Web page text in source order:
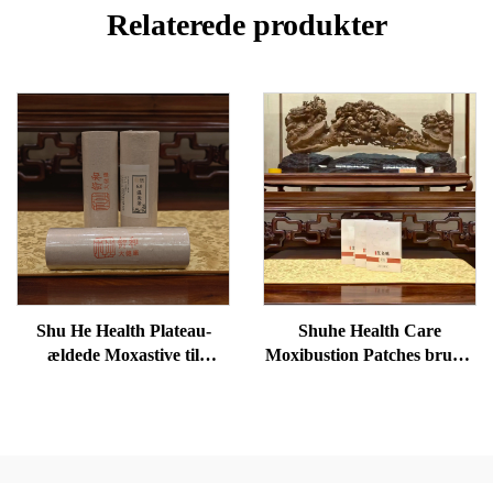
Relaterede produkter
Shu He Health Plateau-
ældede Moxastive til
Shuhe Health Care
Moxibustion Patches bruges